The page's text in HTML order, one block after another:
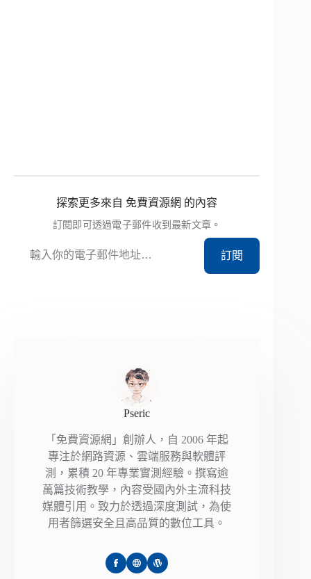
探索更多來自 免費資源網 的內容
訂閱即可透過電子郵件收到最新文章。
訂閱
Pseric
「免費資源網」創辦人，自 2006 年起
專注於網路資源、雲端服務與軟體評
測，累積 20 年專業實測經驗。撰寫逾
萬篇技術教學，內容受國內外主流科技
媒體引用。致力於透過深度測試，為使
用者篩選安全且高品質的數位工具。